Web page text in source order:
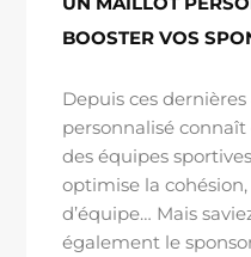
BOOSTER VOS
Depuis ces
personnalisé connaît
des équipes
optimise la cohésion,
d’équipe… Mais
également le